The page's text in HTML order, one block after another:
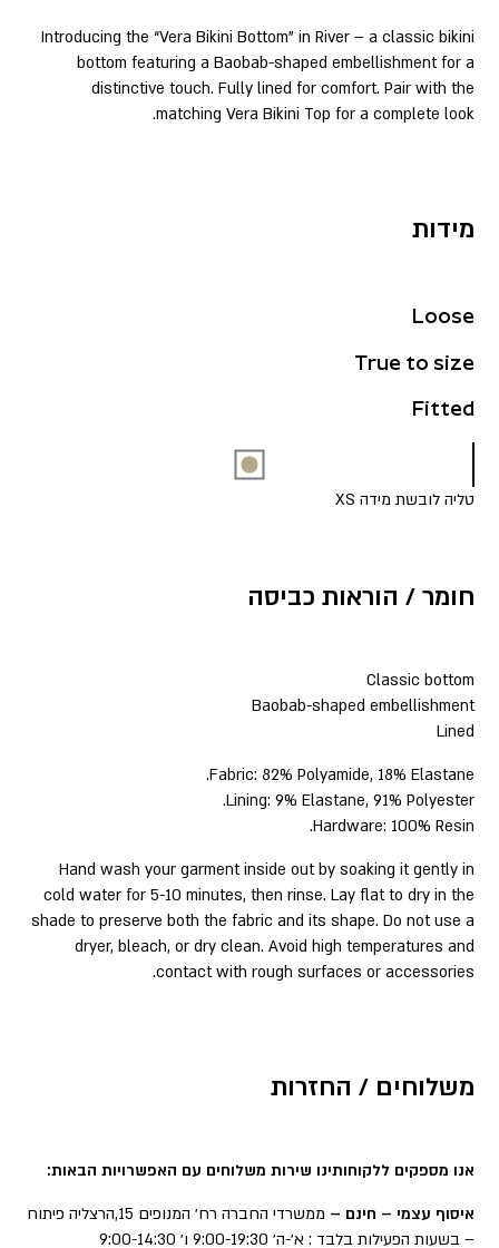
Introducing the “Vera Bikini Bottom” in River – a classic bikini
bottom featuring a Baobab-shaped embellishment for a
distinctive touch. Fully lined for comfort. Pair with the
matching Vera Bikini Top for a complete look.
מידות
Loose
True to size
Fitted
טליה לובשת מידה XS
חומר / הוראות כביסה
Classic bottom
Baobab-shaped embellishment
Lined
Fabric: 82% Polyamide, 18% Elastane.
Lining: 9% Elastane, 91% Polyester.
Hardware: 100% Resin.
Hand wash your garment inside out by soaking it gently in
cold water for 5-10 minutes, then rinse. Lay flat to dry in the
shade to preserve both the fabric and its shape. Do not use a
dryer, bleach, or dry clean. Avoid high temperatures and
contact with rough surfaces or accessories.
משלוחים / החזרות
אנו מספקים ללקוחותינו שירות משלוחים עם האפשרויות הבאות:
איסוף עצמי – חינם –
ממשרדי החברה רח׳ המנופים 15,הרצליה פיתוח
– בשעות הפעילות בלבד : א׳-ה׳ 9:00-19:30 ו׳ 9:00-14:30